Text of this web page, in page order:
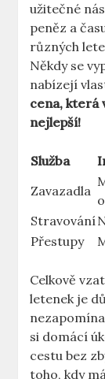
užitečné
peněz a
různých
Někdy se
nabízejí
cena, která
nejlepší!
Služba
Zavazadla
Stravování
Přestupy
Celkově
letenek je
si domácí
cestu bez
toho, kdy